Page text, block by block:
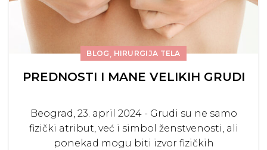
BLOG , HIRURGIJA TELA
PREDNOSTI I MANE VELIKIH GRUDI
Beograd, 23. april 2024 - Grudi su ne samo
fizički atribut, već i simbol ženstvenosti, ali
ponekad mogu biti izvor fizičkih